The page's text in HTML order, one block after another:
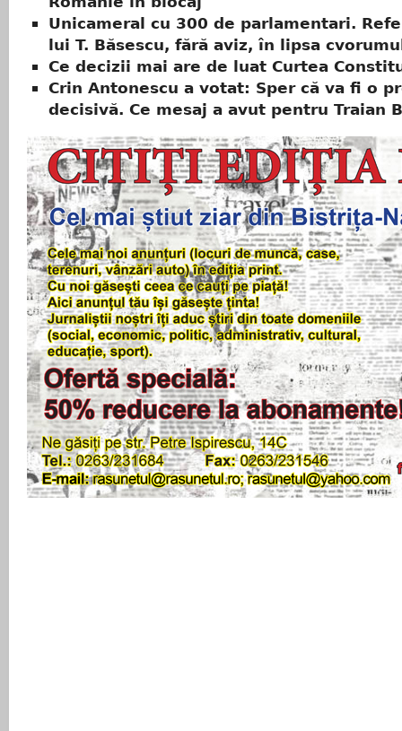
Unicameral cu 300 de parlamentari.
lui T. Băsescu, fără aviz, în lipsa
Ce decizii mai are de luat Curtea
Crin Antonescu a votat: Sper că va fi o
decisivă. Ce mesaj a avut pentru Traian